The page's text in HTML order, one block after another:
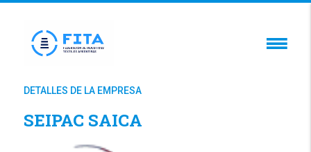
DETALLES DE LA EMPRESA
SEIPAC SAICA